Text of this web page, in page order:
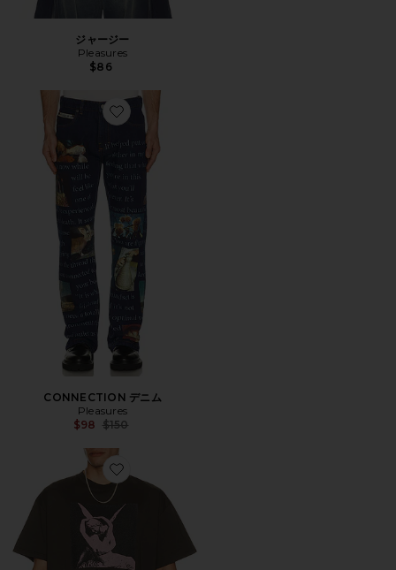
ジャージー
Pleasures
$86
Favorite CONNECTION デニム
CONNECTION デニム
Pleasures
$98 Previous price:
$150
Favorite Tシャツ